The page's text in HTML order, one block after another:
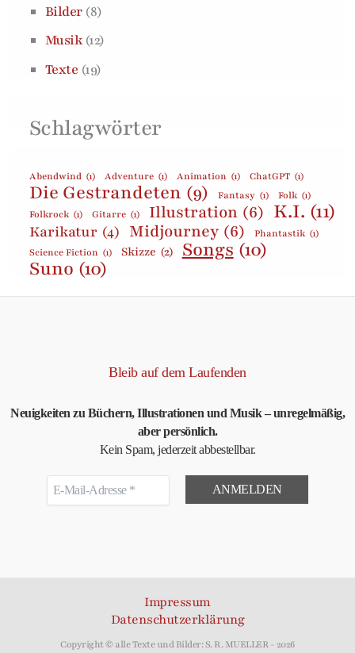
Bilder(8)
Musik(12)
Texte (19)
Schlagwörter
Abendwind (1) Adventure (1) Animation (1) ChatGPT (1)
Die Gestrandeten (9) Fantasy (1) Folk (1)
Folkrock (1) Gitarre (1) Illustration (6) K.I. (11)
Karikatur (4) Midjourney (6) Phantastik (1)
Science Fiction (1) Skizze (2) Songs (10)
Suno (10)
Bleib auf dem Laufenden
Neuigkeiten zu Büchern, Illustrationen und Musik – unregelmäßig,
aber persönlich.
Kein Spam, jederzeit abbestellbar.
Impressum
Datenschutzerklärung
Copyright © alle Texte und Bilder: S. R. MUELLER - 2026